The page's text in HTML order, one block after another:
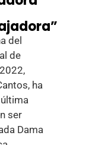
del
de
ha
ser
Dama